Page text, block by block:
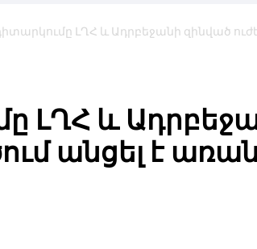
ԼՂՀ և Ադրբեջանի զինված
ԼՂՀ և
անցել է